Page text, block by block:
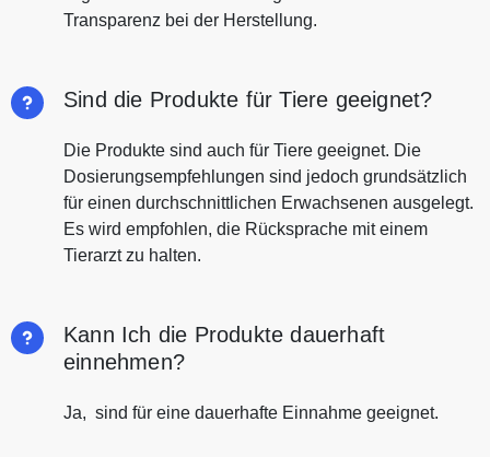
Transparenz bei der Herstellung.
Sind die Produkte für Tiere geeignet?
Die Produkte sind auch für Tiere geeignet. Die
Dosierungsempfehlungen sind jedoch grundsätzlich
für einen durchschnittlichen Erwachsenen ausgelegt.
Es wird empfohlen, die Rücksprache mit einem
Tierarzt zu halten.
Kann Ich die Produkte dauerhaft
einnehmen?
Ja, sind für eine dauerhafte Einnahme geeignet.